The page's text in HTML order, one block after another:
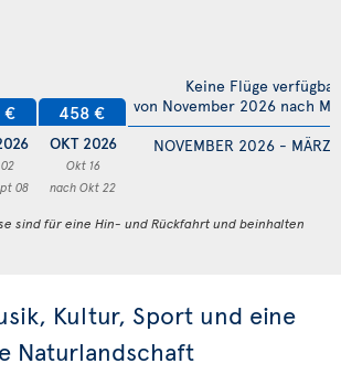
€
08
458 €
OKT 2026
Okt 16
nach Okt 22
NOVEMBER 2026 - MÄRZ
Keine Flüge verfügbar
von November 2026 nach
sind für eine Hin- und Rückfahrt und beinhalten
Kultur, Sport und eine
Naturlandschaft